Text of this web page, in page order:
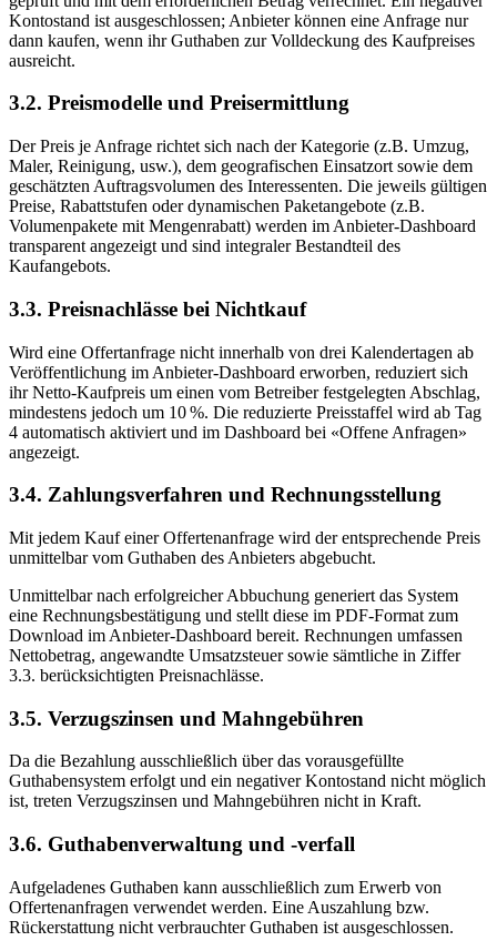
Kontostand ist ausgeschlossen; Anbieter können eine Anfrage nur
dann kaufen, wenn ihr Guthaben zur Volldeckung des Kaufpreises
ausreicht.
3.2. Preismodelle und Preisermittlung
Der Preis je Anfrage richtet sich nach der Kategorie (z.B. Umzug,
Maler, Reinigung, usw.), dem geografischen Einsatzort sowie dem
geschätzten Auftragsvolumen des Interessenten. Die jeweils gültigen
Preise, Rabattstufen oder dynamischen Paketangebote (z.B.
Volumenpakete mit Mengenrabatt) werden im Anbieter-Dashboard
transparent angezeigt und sind integraler Bestandteil des
Kaufangebots.
3.3. Preisnachlässe bei Nichtkauf
Wird eine Offertanfrage nicht innerhalb von drei Kalendertagen ab
Veröffentlichung im Anbieter-Dashboard erworben, reduziert sich
ihr Netto-Kaufpreis um einen vom Betreiber festgelegten Abschlag,
mindestens jedoch um 10 %. Die reduzierte Preisstaffel wird ab Tag
4 automatisch aktiviert und im Dashboard bei «Offene Anfragen»
angezeigt.
3.4. Zahlungsverfahren und Rechnungsstellung
Mit jedem Kauf einer Offertenanfrage wird der entsprechende Preis
unmittelbar vom Guthaben des Anbieters abgebucht.
Unmittelbar nach erfolgreicher Abbuchung generiert das System
eine Rechnungsbestätigung und stellt diese im PDF-Format zum
Download im Anbieter-Dashboard bereit. Rechnungen umfassen
Nettobetrag, angewandte Umsatzsteuer sowie sämtliche in Ziffer
3.3. berücksichtigten Preisnachlässe.
3.5. Verzugszinsen und Mahngebühren
Da die Bezahlung ausschließlich über das vorausgefüllte
Guthabensystem erfolgt und ein negativer Kontostand nicht möglich
ist, treten Verzugszinsen und Mahngebühren nicht in Kraft.
3.6. Guthabenverwaltung und -verfall
Aufgeladenes Guthaben kann ausschließlich zum Erwerb von
Offertenanfragen verwendet werden. Eine Auszahlung bzw.
Rückerstattung nicht verbrauchter Guthaben ist ausgeschlossen.